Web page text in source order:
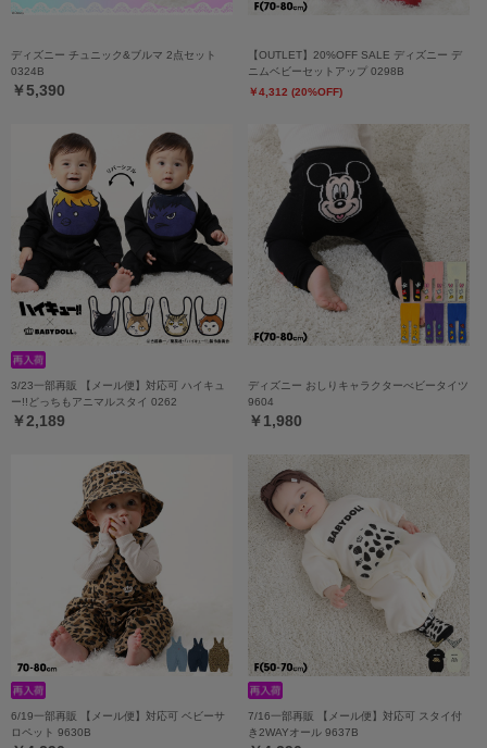
ディズニー チュニック&ブルマ 2点セット
0324B
￥5,390
【OUTLET】20%OFF SALE ディズニー デ
ニムベビーセットアップ 0298B
￥4,312 (20%OFF)
3/23一部再販 【メール便】対応可 ハイキュ
ー!!どっちもアニマルスタイ 0262
￥2,189
ディズニー おしりキャラクターべビータイツ
9604
￥1,980
6/19一部再販 【メール便】対応可 ベビーサ
ロペット 9630B
7/16一部再販 【メール便】対応可 スタイ付
き2WAYオール 9637B